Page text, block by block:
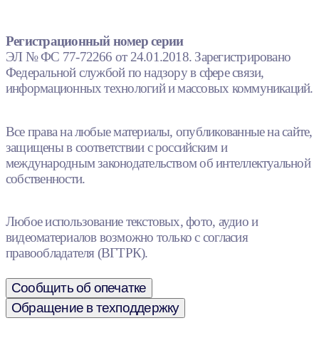
Регистрационный номер серии
ЭЛ № ФС 77-72266 от 24.01.2018. Зарегистрировано
Федеральной службой по надзору в сфере связи,
информационных технологий и массовых коммуникаций.
Все права на любые материалы, опубликованные на сайте,
защищены в соответствии с российским и
международным законодательством об интеллектуальной
собственности.
Любое использование текстовых, фото, аудио и
видеоматериалов возможно только с согласия
правообладателя (ВГТРК).
Сообщить об опечатке
Обращение в техподдержку